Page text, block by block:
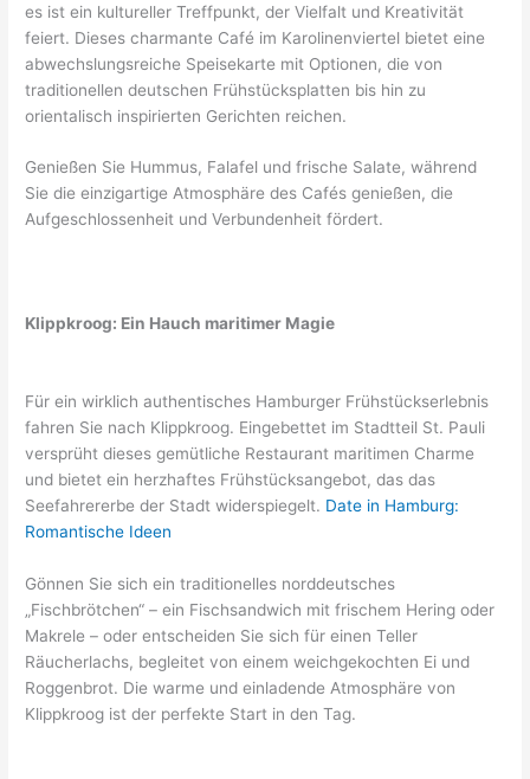
es ist ein kultureller Treffpunkt, der Vielfalt und Kreativität
feiert. Dieses charmante Café im Karolinenviertel bietet eine
abwechslungsreiche Speisekarte mit Optionen, die von
traditionellen deutschen Frühstücksplatten bis hin zu
orientalisch inspirierten Gerichten reichen.
Genießen Sie Hummus, Falafel und frische Salate, während
Sie die einzigartige Atmosphäre des Cafés genießen, die
Aufgeschlossenheit und Verbundenheit fördert.
Klippkroog: Ein Hauch maritimer Magie
Für ein wirklich authentisches Hamburger Frühstückserlebnis
fahren Sie nach Klippkroog. Eingebettet im Stadtteil St. Pauli
versprüht dieses gemütliche Restaurant maritimen Charme
und bietet ein herzhaftes Frühstücksangebot, das das
Seefahrererbe der Stadt widerspiegelt. Date in Hamburg:
Romantische Ideen
Gönnen Sie sich ein traditionelles norddeutsches
„Fischbrötchen“ – ein Fischsandwich mit frischem Hering oder
Makrele – oder entscheiden Sie sich für einen Teller
Räucherlachs, begleitet von einem weichgekochten Ei und
Roggenbrot. Die warme und einladende Atmosphäre von
Klippkroog ist der perfekte Start in den Tag.